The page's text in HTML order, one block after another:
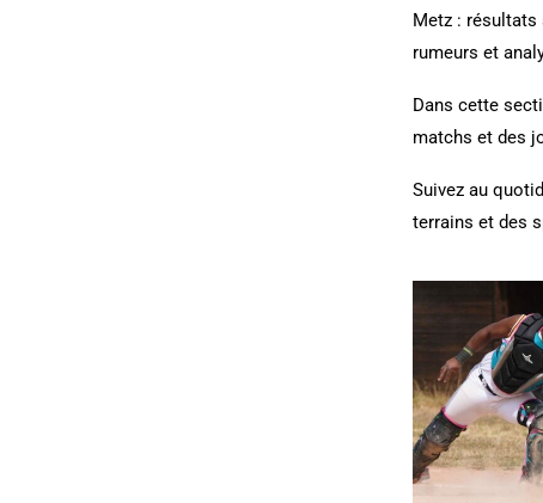
Metz :
rumeurs et
Dans cette
matchs et des
Suivez au
terrains et des